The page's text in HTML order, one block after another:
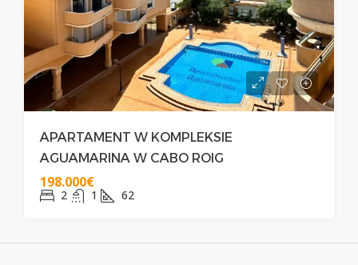
APARTAMENT W KOMPLEKSIE
AGUAMARINA W CABO ROIG
198.000€
2 1 62